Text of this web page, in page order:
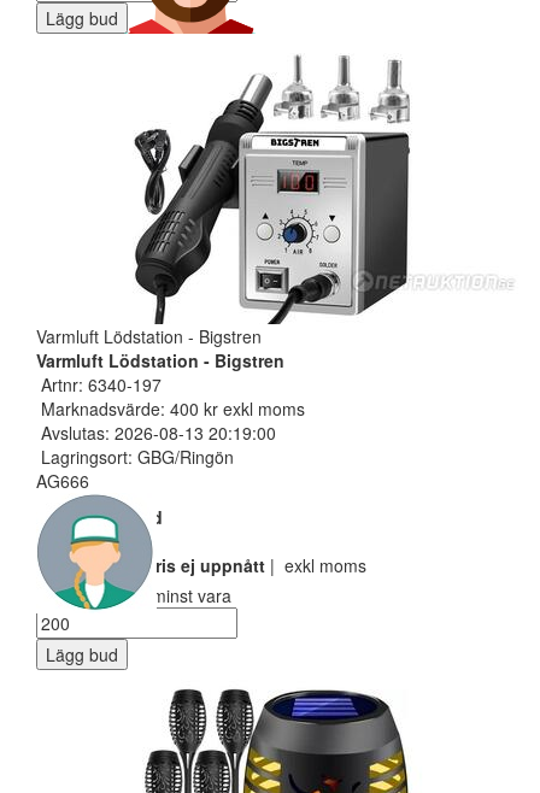
Lägg bud
Varmluft Lödstation - Bigstren
Varmluft Lödstation - Bigstren
Artnr: 6340-197
Marknadsvärde: 400 kr exkl moms
Avslutas: 2026-08-13 20:19:00
Lagringsort: GBG/Ringön
AG666
Nuvarande bud
100 SEK
Reservarionspris ej uppnått | exkl moms
Ditt bud måste minst vara
Lägg bud